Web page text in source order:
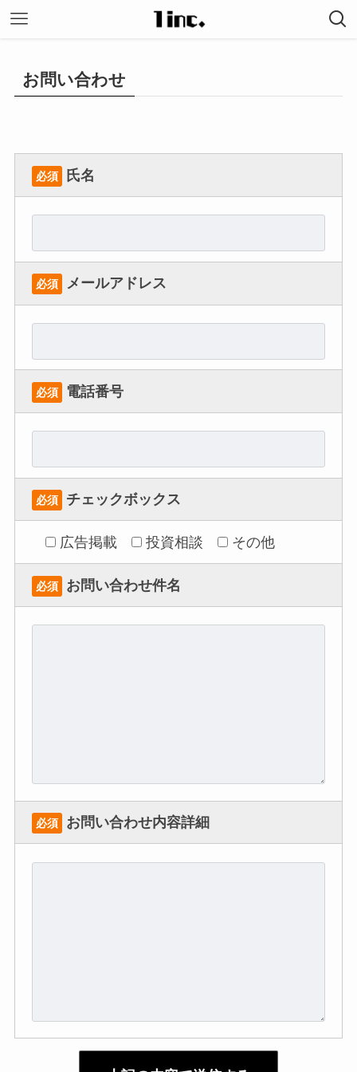
お問い合わせ
必須 氏名
必須 メールアドレス
必須 電話番号
必須 チェックボックス
広告掲載 投資相談 その他
必須 お問い合わせ件名
必須 お問い合わせ内容詳細